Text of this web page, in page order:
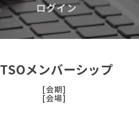
ログイン
TSOメンバーシップ
[会期]
[会場]